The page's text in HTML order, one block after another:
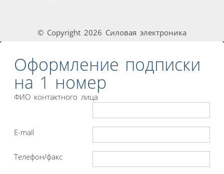
© Copyright 2026 Силовая электроника
Оформление подписки
на 1 номер
ФИО контактного лица
E-mail
Телефон/факс